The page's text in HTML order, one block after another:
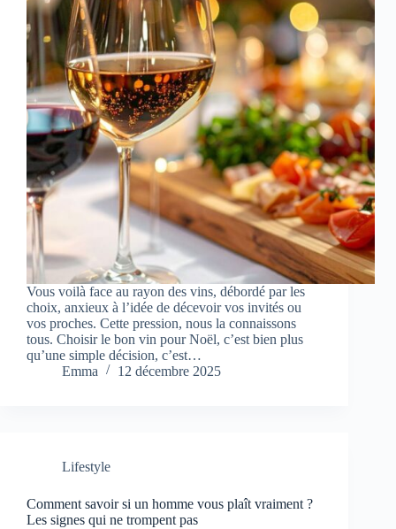
Vous voilà face au rayon des vins, débordé par les
choix, anxieux à l’idée de décevoir vos invités ou
vos proches. Cette pression, nous la connaissons
tous. Choisir le bon vin pour Noël, c’est bien plus
qu’une simple décision, c’est…
Emma
12 décembre 2025
Lifestyle
Comment savoir si un homme vous plaît vraiment ?
Les signes qui ne trompent pas